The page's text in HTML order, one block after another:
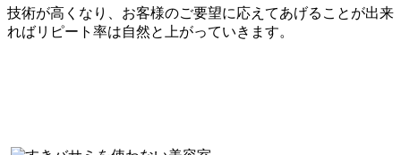
技術が高くなり、お客様のご要望に応えてあげることが出来
ればリピート率は自然と上がっていきます。